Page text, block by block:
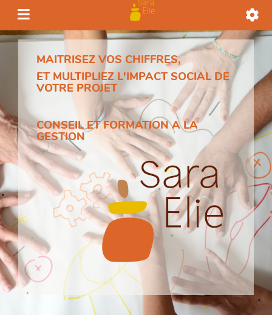
MAITRISEZ VOS CHIFFRES,
ET MULTIPLIEZ L'IMPACT SOCIAL DE
VOTRE PROJET
CONSEIL ET FORMATION A LA
GESTION